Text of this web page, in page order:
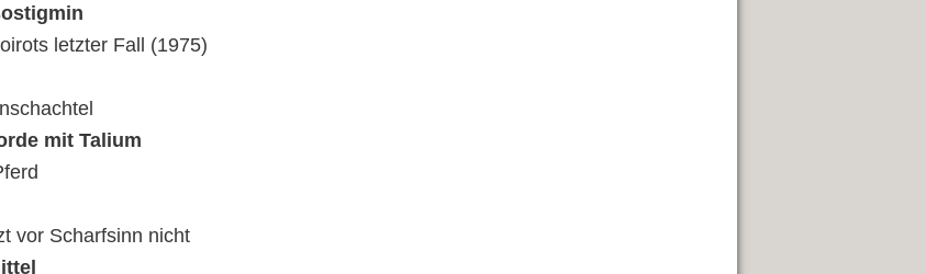
letzter Fall (1975)
mit Talium
vor Scharfsinn nicht